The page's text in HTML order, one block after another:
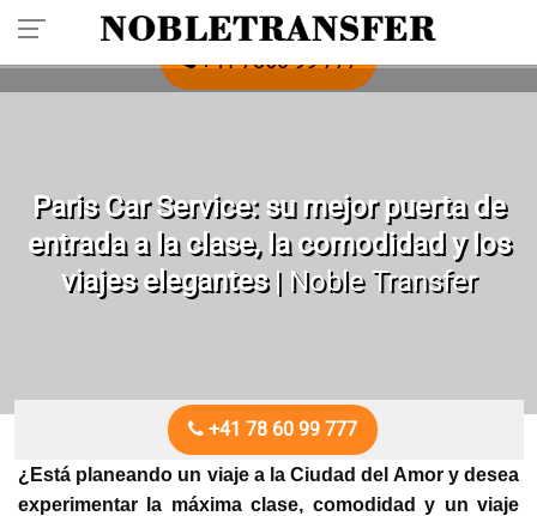
Reserve su traslado privado con antelación: llame
+41 7860 99 777
Paris Car Service: su mejor puerta de
entrada a la clase, la comodidad y los
viajes elegantes| Noble Transfer
+41 78 60 99 777
¿Está planeando un viaje a la Ciudad del Amor y desea
experimentar la máxima clase, comodidad y un viaje